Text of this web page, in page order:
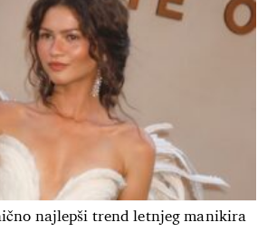
najlepši trend letnjeg manikira